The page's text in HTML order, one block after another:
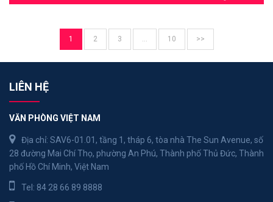
1 2 3 10 >>
LIÊN HỆ
VĂN PHÒNG VIỆT NAM
Địa chỉ: SAV6-01.01, tầng 1, tháp 6, tòa nhà The Sun Avenue, số
28 đường Mai Chí Thọ, phường An Phú, Thành phố Thủ Đức, Thành
phố Hồ Chí Minh, Việt Nam
Tel: 84 28 66 89 8888